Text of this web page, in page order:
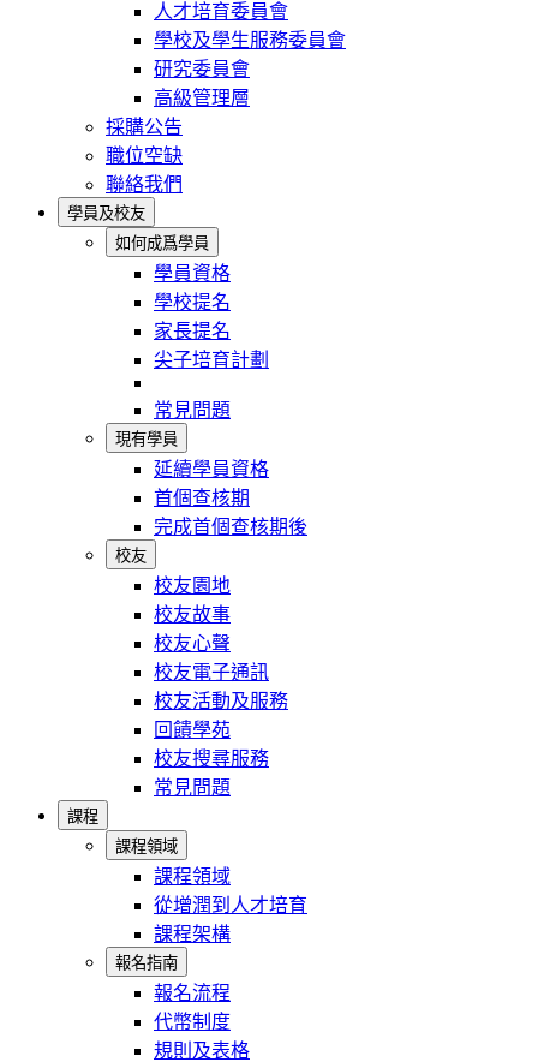
人才培育委員會
學校及學生服務委員會
研究委員會
高級管理層
採購公告
職位空缺
聯絡我們
學員及校友
如何成爲學員
學員資格
學校提名
家長提名
尖子培育計劃
常見問題
現有學員
延續學員資格
首個查核期
完成首個查核期後
校友
校友園地
校友故事
校友心聲
校友電子通訊
校友活動及服務
回饋學苑
校友搜尋服務
常見問題
課程
課程領域
課程領域
從增潤到人才培育
課程架構
報名指南
報名流程
代幣制度
規則及表格